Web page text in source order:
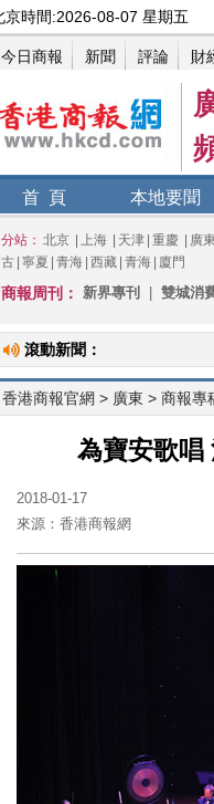
首 頁 本地要聞
分站： 北京 上海 天津 重慶 廣東
古 寧夏 青海 西藏 青海 廈門
商報周刊： 新界專刊 雙城消
滾動新聞：
香港商報官網 > 廣東 > 商報專
為寶安歌唱
2018-01-17
來源：香港商報網